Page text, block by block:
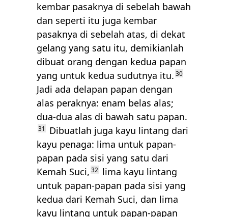
kembar pasaknya di sebelah bawah
dan seperti itu juga kembar
pasaknya di sebelah atas, di dekat
gelang yang satu itu, demikianlah
dibuat orang dengan kedua papan
yang untuk kedua sudutnya itu. 30
Jadi ada delapan papan dengan
alas peraknya: enam belas alas;
dua-dua alas di bawah satu papan.
31
Dibuatlah juga kayu lintang dari
kayu penaga: lima untuk papan-
papan pada sisi yang satu dari
Kemah Suci, 32
lima kayu lintang
untuk papan-papan pada sisi yang
kedua dari Kemah Suci, dan lima
kayu lintang untuk papan-papan